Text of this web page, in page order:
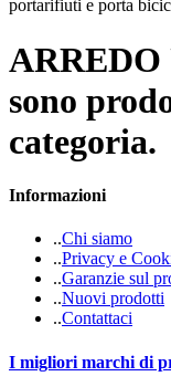
portarifiuti e porta
ARREDO
sono
categoria.
Informazioni
..Chi siamo
..Privacy e
..Garanzie sul
..Nuovi prodotti
..Contattaci
I migliori marchi di